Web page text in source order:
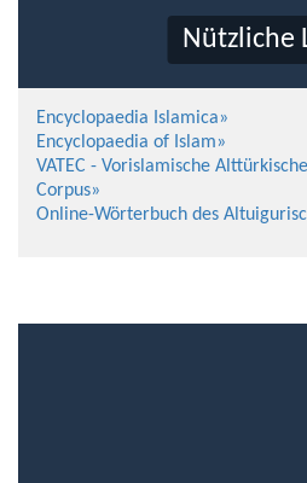
Nützliche
Encyclopaedia Islamica»
Encyclopaedia of Islam»
VATEC - Vorislamische
Corpus»
Online-Wörterbuch des